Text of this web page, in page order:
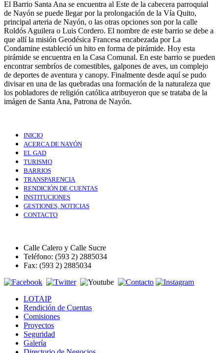
El Barrio Santa Ana se encuentra al Este de la cabecera parroquial
de Nayón se puede llegar por la prolongación de la Vía Quito,
principal arteria de Nayón, o las otras opciones son por la calle
Roldós Aguilera o Luis Cordero. El nombre de este barrio se debe a
que allí la misión Geodésica Francesa encabezada por La
Condamine estableció un hito en forma de pirámide. Hoy esta
pirámide se encuentra en la Casa Comunal. En este barrio se pueden
encontrar sembríos de comestibles, galpones de aves, un complejo
de deportes de aventura y canopy. Finalmente desde aquí se pudo
divisar en una de las quebradas una formación de la naturaleza que
los pobladores de religión católica atribuyeron que se trataba de la
imágen de Santa Ana, Patrona de Nayón.
INICIO
ACERCA DE NAYÓN
EL GAD
TURISMO
BARRIOS
TRANSPARENCIA
RENDICIÓN DE CUENTAS
INSTITUCIONES
GESTIONES, NOTICIAS
CONTACTO
Calle Calero y Calle Sucre
Teléfono: (593 2) 2885034
Fax: (593 2) 2885034
LOTAIP
Rendición de Cuentas
Comisiones
Proyectos
Seguridad
Galería